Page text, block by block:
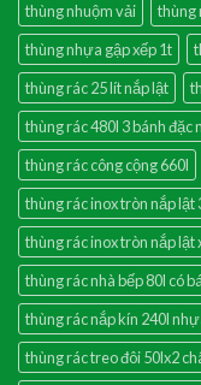
thùng nhuộm vải
thùng
thùng nhựa gập xếp 1t
thùng rác 25 lít nắp lật
thùng rác 480l 3 bánh đặc
thùng rác công cộng 660l
thùng rác inox tròn nắp lật
thùng rác inox tròn nắp lật
thùng rác nhà bếp 80l có
thùng rác nắp kín 240l
thùng rác treo đôi 50lx2